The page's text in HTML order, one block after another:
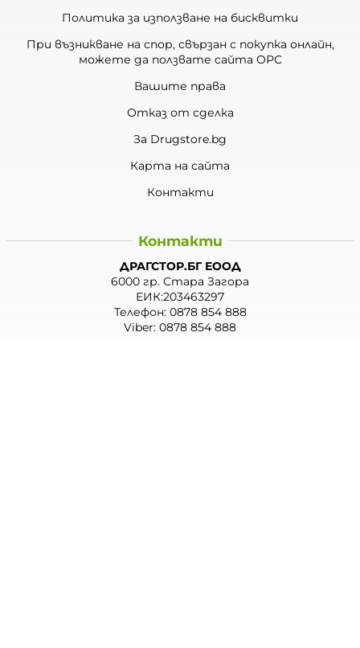
Политика за използване на бисквитки
При възникване на спор, свързан с покупка онлайн,
можете да ползвате сайта ОРС
Вашите права
Отказ от сделка
За Drugstore.bg
Карта на сайта
Контакти
Контакти
ДРАГСТОР.БГ ЕООД
6000 гр. Стара Загора
ЕИК:203463297
Телефон: 0878 854 888
Viber: 0878 854 888